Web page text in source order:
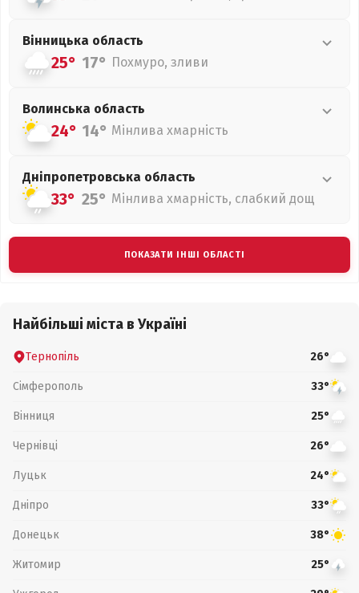
Вінницька область
25° 17° Похмуро, зливи
Волинська область
24° 14° Мінлива хмарність
Дніпропетровська область
33° 25° Мінлива хмарність, слабкий дощ
ПОКАЗАТИ ІНШІ ОБЛАСТІ
Найбільші міста в Україні
Тернопіль 26°
Сімферополь 33°
Вінниця 25°
Чернівці 26°
Луцьк 24°
Дніпро 33°
Донецьк 38°
Житомир 25°